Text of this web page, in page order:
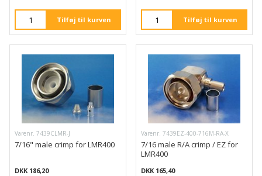
Tilføj til kurven Tilføj til kurven
Varenr. 7439CLMR-J
7/16" male crimp for LMR400
DKK 186,20
Varenr. 7439EZ-400-716M-RA-X
7/16 male R/A crimp / EZ for
LMR400
DKK 165,40